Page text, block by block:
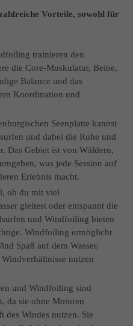
Vorteile, sowohl für
trainieren den
die Core-Muskulatur, Beine,
Balance und das
Koordination und
Seenplatte kannst
und dabei die Ruhe und
Das Gebiet ist von Wäldern,
was jede Session auf
Erlebnis macht.
ob du mit viel
gleitest oder entspannt die
und Windfoiling bieten
Windfoiling ermöglicht
Spaß auf dem Wasser,
nutzen
und Windfoiling sind
da sie ohne Motoren
des Windes nutzen. Sie